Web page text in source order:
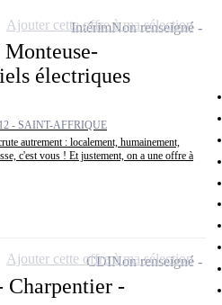
électriques
12 - SAINT-AFFRIQUE
autrement : localement, humainement,
c'est vous ! Et justement, on a une offre à
IntérimNon renseigné
Ajouter cette offre à ma sélection
Charpentier -
CDINon renseigné
Ajouter cette offre à ma sélection